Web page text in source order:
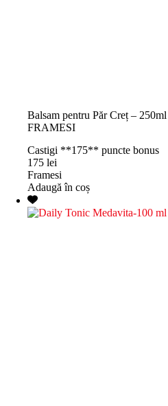
Balsam pentru Păr Creț –
FRAMESI
Castigi **175** puncte bonus
175 lei
Framesi
Adaugă în coș